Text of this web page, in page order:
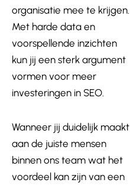
organisatie mee te krijgen.
Met harde data en
voorspellende inzichten
kun jij een sterk argument
vormen voor meer
investeringen in SEO.
Wanneer jij duidelijk maakt
aan de juiste mensen
binnen ons team wat het
voordeel kan zijn van een